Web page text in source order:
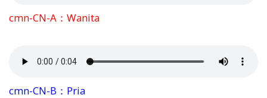
cmn-CN-A：Wanita
cmn-CN-B：Pria